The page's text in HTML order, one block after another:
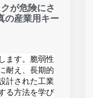
が危険にさ
の産業用キー
ます。脆弱性
耐え、長期的
計された工業
る方法を学び